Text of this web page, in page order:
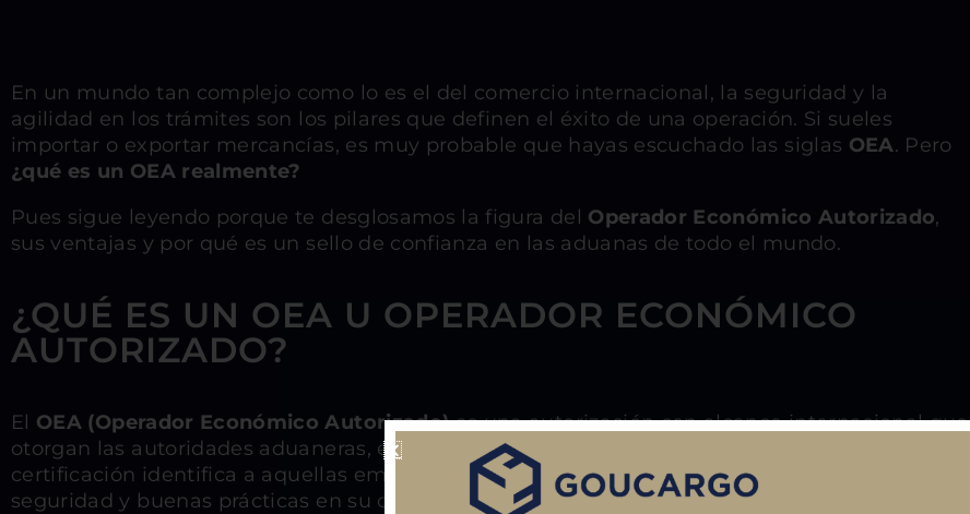
En un mundo tan complejo como lo es el del comercio internacional, la seguridad y la
agilidad en los trámites son los pilares que definen el éxito de una operación. Si sueles
importar o exportar mercancías, es muy probable que hayas escuchado las siglas OEA. Pero
¿qué es un OEA realmente?
Pues sigue leyendo porque te desglosamos la figura del Operador Económico Autorizado,
sus ventajas y por qué es un sello de confianza en las aduanas de todo el mundo.
¿QUÉ ES UN OEA U OPERADOR ECONÓMICO
AUTORIZADO?
El OEA (Operador Económico Autorizado)es una autorización con alcance internacional que
otorgan las autoridades aduaneras, en nuestro caso en España, la Agencia Tributaria. Esta
certificación identifica a aquellas empresas que cumplen con rigurosos estándares de
seguridad y buenas prácticas en su cadena de suministro.